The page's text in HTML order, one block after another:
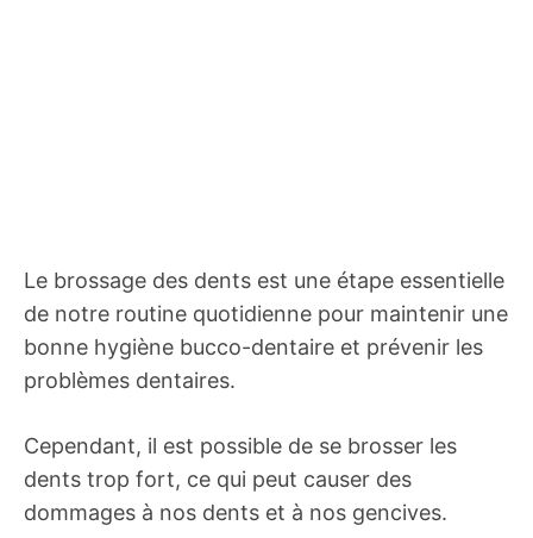
Le brossage des dents est une étape essentielle
de notre routine quotidienne pour maintenir une
bonne hygiène bucco-dentaire et prévenir les
problèmes dentaires.
Cependant, il est possible de se brosser les
dents trop fort, ce qui peut causer des
dommages à nos dents et à nos gencives.